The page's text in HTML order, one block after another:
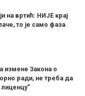
на вртић: НИЈЕ крај
то је само фаза
измене Закона о
ради, не треба да